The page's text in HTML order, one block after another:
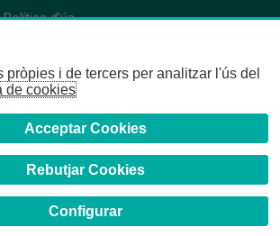
d’ús
pròpies i de tercers per analitzar l'ús del
de cookies
Acceptar Cookies
Rebutjar Cookies
Configurar